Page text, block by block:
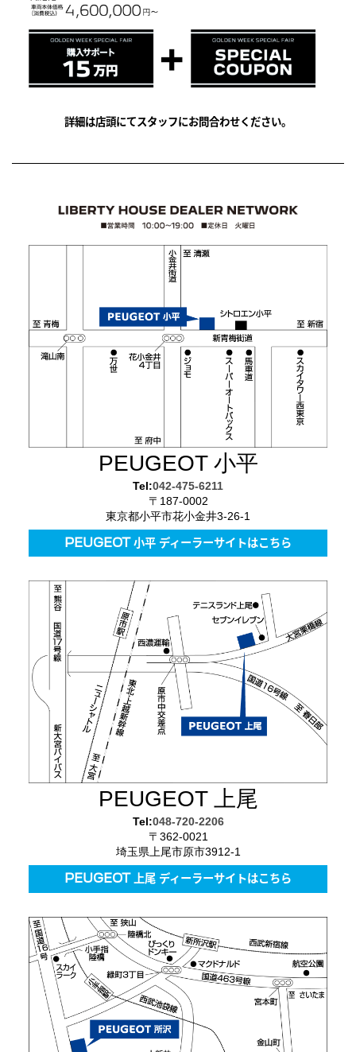
詳細は店頭にてスタッフにお問合わせください。
PEUGEOT 小平
Tel:042-475-6211
〒187-0002
東京都小平市花小金井3-26-1
PEUGEOT 小平 ディーラーサイトはこちら
PEUGEOT 上尾
Tel:048-720-2206
〒362-0021
埼玉県上尾市原市3912-1
PEUGEOT 上尾 ディーラーサイトはこちら